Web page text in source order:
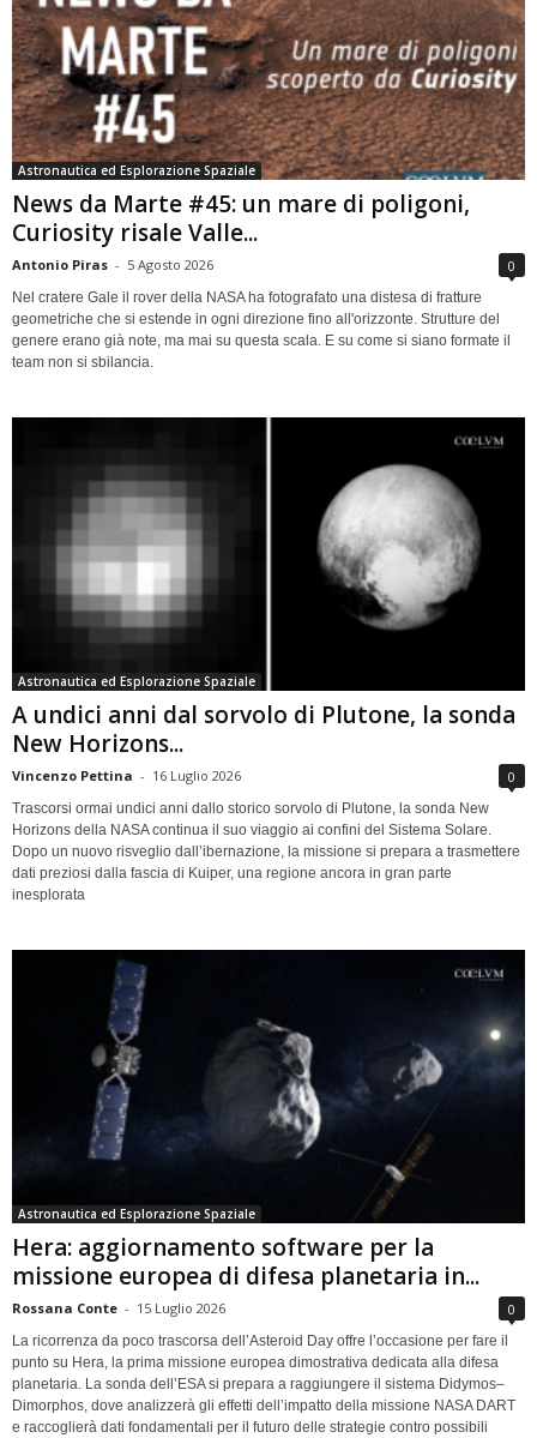
Astronautica ed Esplorazione Spaziale
News da Marte #45: un mare di poligoni,
Curiosity risale Valle...
Antonio Piras - 5 Agosto 2026 0
Nel cratere Gale il rover della NASA ha fotografato una distesa di fratture
geometriche che si estende in ogni direzione fino all'orizzonte. Strutture del
genere erano già note, ma mai su questa scala. E su come si siano formate il
team non si sbilancia.
Astronautica ed Esplorazione Spaziale
A undici anni dal sorvolo di Plutone, la sonda
New Horizons...
Vincenzo Pettina - 16 Luglio 2026 0
Trascorsi ormai undici anni dallo storico sorvolo di Plutone, la sonda New
Horizons della NASA continua il suo viaggio ai confini del Sistema Solare.
Dopo un nuovo risveglio dall’ibernazione, la missione si prepara a trasmettere
dati preziosi dalla fascia di Kuiper, una regione ancora in gran parte
inesplorata
Astronautica ed Esplorazione Spaziale
Hera: aggiornamento software per la
missione europea di difesa planetaria in...
Rossana Conte - 15 Luglio 2026 0
La ricorrenza da poco trascorsa dell’Asteroid Day offre l’occasione per fare il
punto su Hera, la prima missione europea dimostrativa dedicata alla difesa
planetaria. La sonda dell’ESA si prepara a raggiungere il sistema Didymos–
Dimorphos, dove analizzerà gli effetti dell’impatto della missione NASA DART
e raccoglierà dati fondamentali per il futuro delle strategie contro possibili